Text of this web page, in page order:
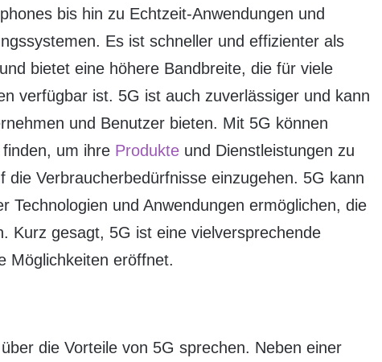
bis hin zu Echtzeit-Anwendungen und
Es ist schneller und effizienter als
bietet eine höhere Bandbreite, die für viele
verfügbar ist. 5G ist auch zuverlässiger und kann
und Benutzer bieten. Mit 5G können
um ihre Produkte und Dienstleistungen zu
die Verbraucherbedürfnisse einzugehen. 5G kann
Technologien und Anwendungen ermöglichen, die
Kurz gesagt, 5G ist eine vielversprechende
Möglichkeiten eröffnet.
die Vorteile von 5G sprechen. Neben einer